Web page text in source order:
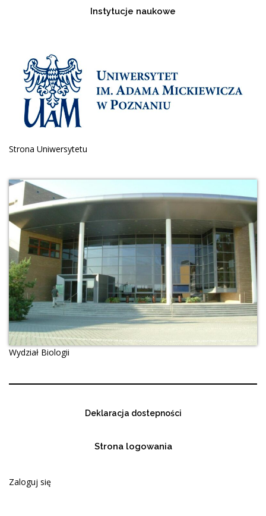
Instytucje naukowe
Strona Uniwersytetu
Wydział Biologii
Deklaracja dostepności
Strona logowania
Zaloguj się